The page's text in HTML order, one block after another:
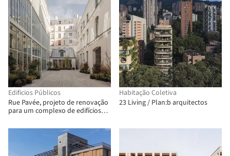
Edificios Públicos
Rue Pavée, projeto de renovação
para um complexo de edifícios
Architectes
Habitação Coletiva
23 Living / Plan:b arquitectos